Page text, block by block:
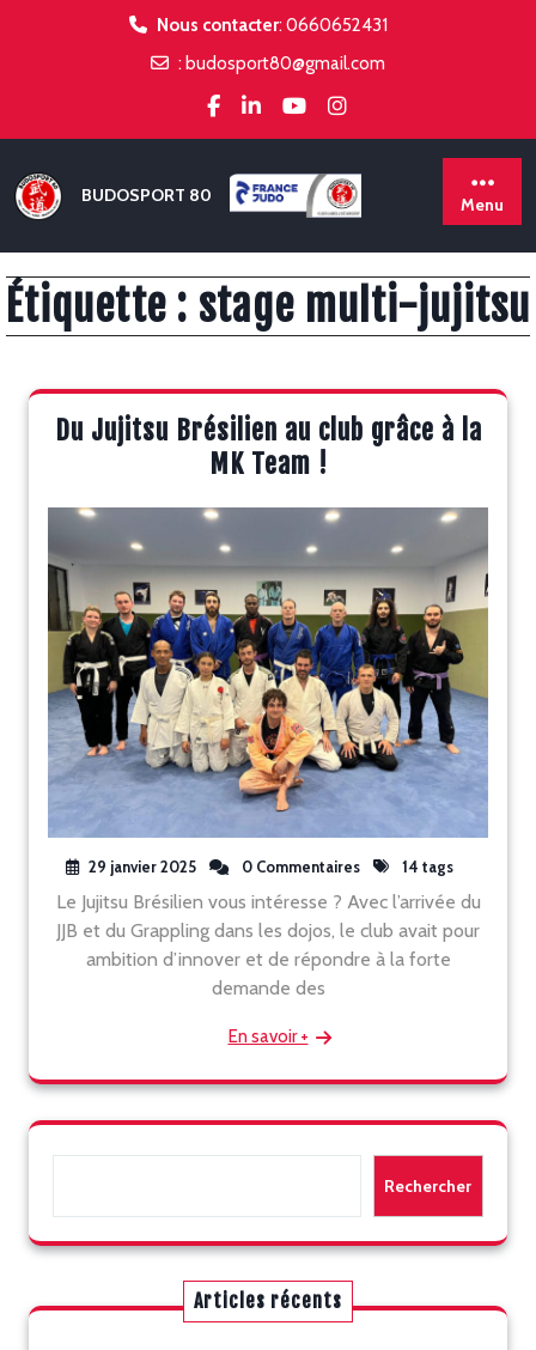
Nous contacter: 0660652431
: budosport80@gmail.com
BUDOSPORT 80 Menu
Étiquette : stage multi-jujitsu
Du Jujitsu Brésilien au club grâce à la
MK Team !
29 janvier 2025 0 Commentaires 14 tags
Le Jujitsu Brésilien vous intéresse ? Avec l’arrivée du
JJB et du Grappling dans les dojos, le club avait pour
ambition d’innover et de répondre à la forte
demande des
En savoir +
Rechercher
Rechercher
Articles récents